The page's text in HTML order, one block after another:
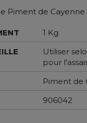
Piment de
1 Kg
Utiliser
pour
Piment de
906042